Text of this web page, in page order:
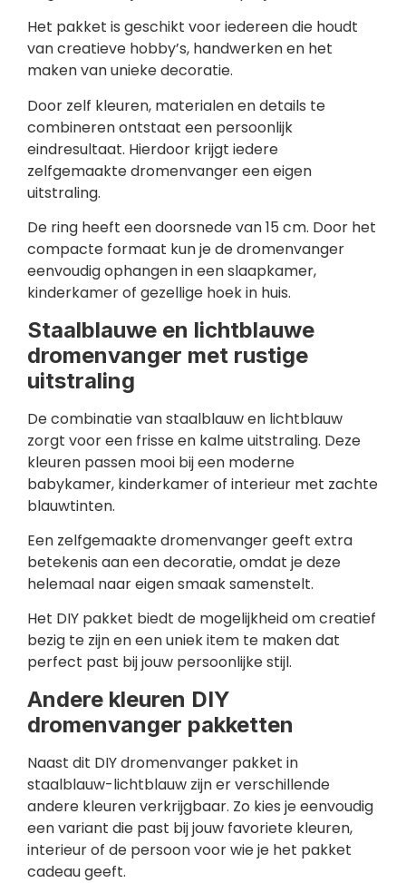
Het pakket is geschikt voor iedereen die houdt
van creatieve hobby’s, handwerken en het
maken van unieke decoratie.
Door zelf kleuren, materialen en details te
combineren ontstaat een persoonlijk
eindresultaat. Hierdoor krijgt iedere
zelfgemaakte dromenvanger een eigen
uitstraling.
De ring heeft een doorsnede van 15 cm. Door het
compacte formaat kun je de dromenvanger
eenvoudig ophangen in een slaapkamer,
kinderkamer of gezellige hoek in huis.
Staalblauwe en lichtblauwe
dromenvanger met rustige
uitstraling
De combinatie van staalblauw en lichtblauw
zorgt voor een frisse en kalme uitstraling. Deze
kleuren passen mooi bij een moderne
babykamer, kinderkamer of interieur met zachte
blauwtinten.
Een zelfgemaakte dromenvanger geeft extra
betekenis aan een decoratie, omdat je deze
helemaal naar eigen smaak samenstelt.
Het DIY pakket biedt de mogelijkheid om creatief
bezig te zijn en een uniek item te maken dat
perfect past bij jouw persoonlijke stijl.
Andere kleuren DIY
dromenvanger pakketten
Naast dit DIY dromenvanger pakket in
staalblauw-lichtblauw zijn er verschillende
andere kleuren verkrijgbaar. Zo kies je eenvoudig
een variant die past bij jouw favoriete kleuren,
interieur of de persoon voor wie je het pakket
cadeau geeft.